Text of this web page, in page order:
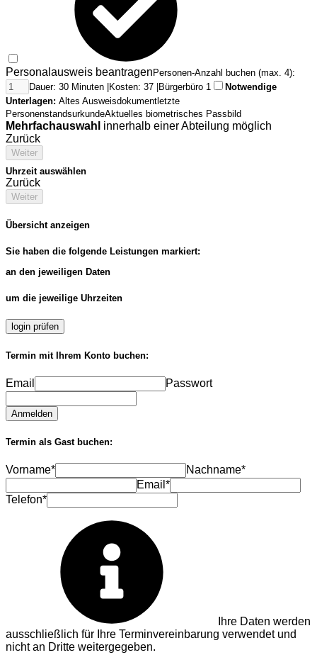
Personalausweis beantragenPersonen-Anzahl buchen (max. 4):
Dauer: 30 Minuten |Kosten: 37 |Bürgerbüro 1
Notwendige
Unterlagen: Altes Ausweisdokumentletzte
PersonenstandsurkundeAktuelles biometrisches Passbild
Mehrfachauswahl innerhalb einer Abteilung möglich
Zurück
Weiter
Uhrzeit auswählen
Zurück
Weiter
Übersicht anzeigen
Sie haben die folgende Leistungen markiert:
an den jeweiligen Daten
um die jeweilige Uhrzeiten
login prüfen
Termin mit Ihrem Konto buchen:
Email Passwort
Anmelden
Termin als Gast buchen:
Vorname*
Nachname*
Email*
Telefon*
Ihre Daten werden
ausschließlich für Ihre Terminvereinbarung verwendet und
nicht an Dritte weitergegeben.